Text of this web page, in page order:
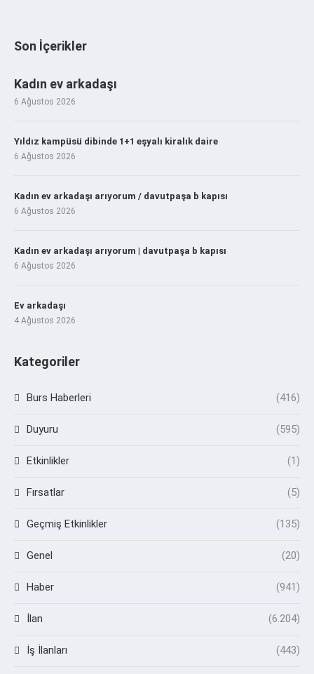
Son İçerikler
Kadın ev arkadaşı
6 Ağustos 2026
Yıldız kampüsü dibinde 1+1 eşyalı kiralık daire
6 Ağustos 2026
Kadın ev arkadaşı arıyorum / davutpaşa b kapısı
6 Ağustos 2026
Kadın ev arkadaşı arıyorum | davutpaşa b kapısı
6 Ağustos 2026
Ev arkadaşı
4 Ağustos 2026
Kategoriler
Burs Haberleri (416)
Duyuru (595)
Etkinlikler (1)
Fırsatlar (5)
Geçmiş Etkinlikler (135)
Genel (20)
Haber (941)
İlan (6.204)
İş İlanları (443)